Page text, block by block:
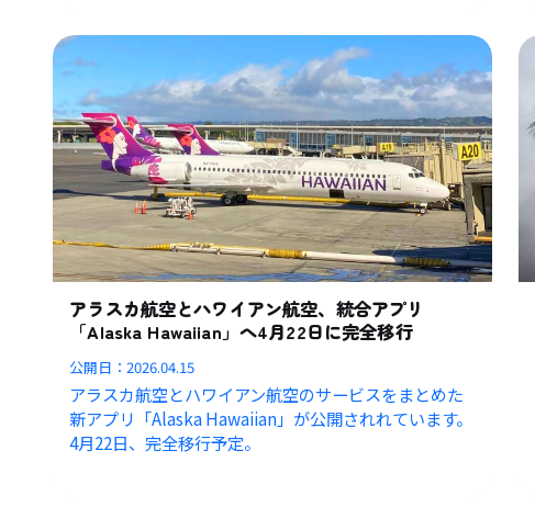
アラスカ航空とハワイアン航空、統合アプリ
「Alaska Hawaiian」へ4月22日に完全移行
公開日：2026.04.15
アラスカ航空とハワイアン航空のサービスをまとめた
新アプリ「Alaska Hawaiian」が公開されれています。
4月22日、完全移行予定。